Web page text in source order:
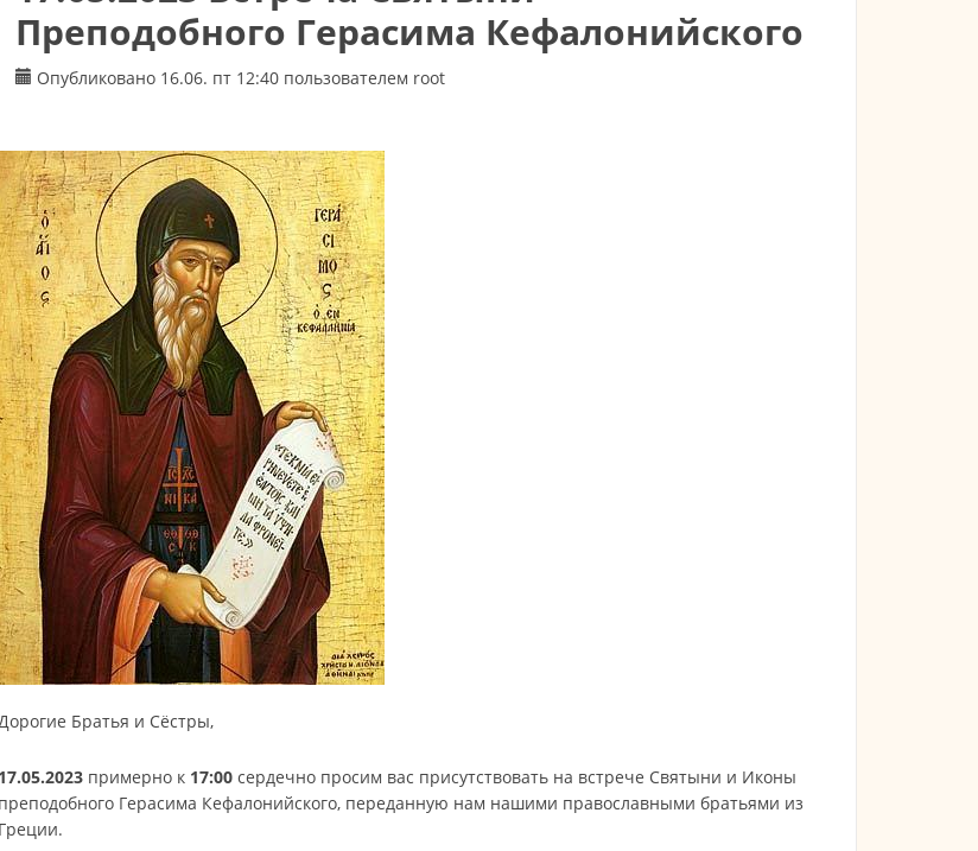
Преподобного Герасима Кефалонийского
Опубликовано 16.06. пт 12:40 пользователем root
Братья и Сёстры,
17.05.2023 примерно к 17:00 сердечно просим вас присутствовать на встрече Святыни и Иконы
преподобного Герасима Кефалонийского, переданную нам нашими православными братьями из
Греции.